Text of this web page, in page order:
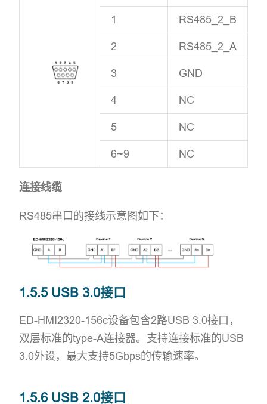
1 RS485_2_B
2 RS485_2_A
3 GND
4 NC
5 NC
6~9 NC
连接线缆
RS485串口的接线示意图如下：
1.5.5 USB 3.0接口
ED-HMI2320-156c设备包含2路USB 3.0接口，
双层标准的type-A连接器。支持连接标准的USB
3.0外设，最大支持5Gbps的传输速率。
1.5.6 USB 2.0接口